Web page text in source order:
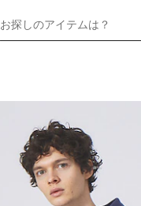
お探しのアイテムは？